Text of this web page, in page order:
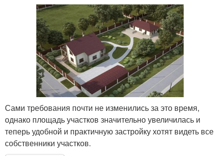
Сами требования почти не изменились за это время,
однако площадь участков значительно увеличилась и
теперь удобной и практичную застройку хотят видеть все
собственники участков.